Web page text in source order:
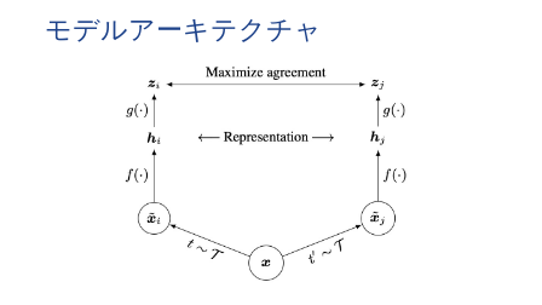
モデルアーキテクチャ